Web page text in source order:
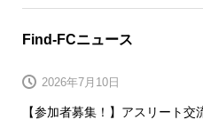
Find-FCニュース
【参加者募集！】アスリート
2026年7月10日